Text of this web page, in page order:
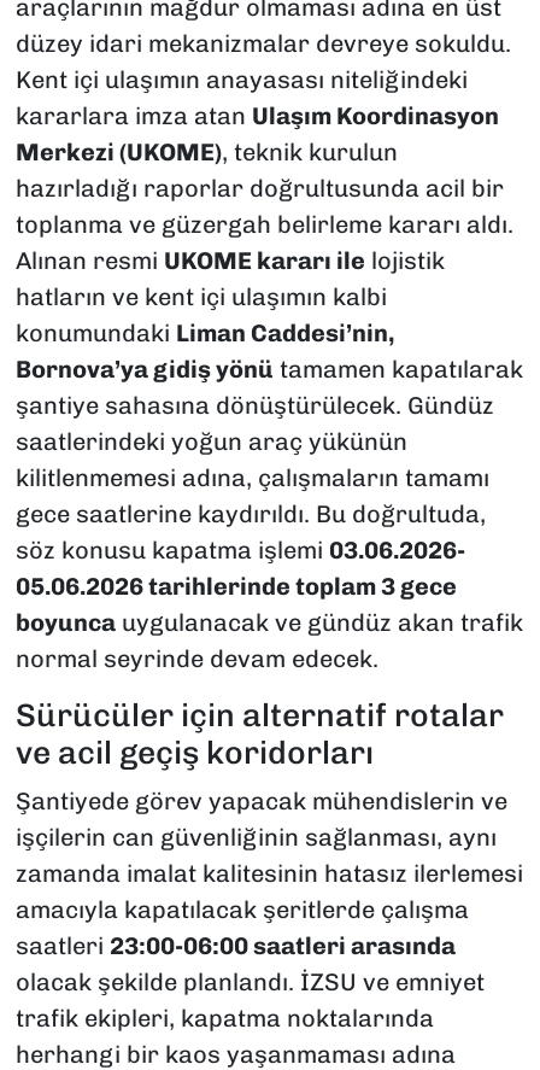
araçlarının mağdur olmaması adına en üst
düzey idari mekanizmalar devreye sokuldu.
Kent içi ulaşımın anayasası niteliğindeki
kararlara imza atan Ulaşım Koordinasyon
Merkezi (UKOME), teknik kurulun
hazırladığı raporlar doğrultusunda acil bir
toplanma ve güzergah belirleme kararı aldı.
Alınan resmi UKOME kararı ile lojistik
hatların ve kent içi ulaşımın kalbi
konumundaki Liman Caddesi’nin,
Bornova’ya gidiş yönü tamamen kapatılarak
şantiye sahasına dönüştürülecek. Gündüz
saatlerindeki yoğun araç yükünün
kilitlenmemesi adına, çalışmaların tamamı
gece saatlerine kaydırıldı. Bu doğrultuda,
söz konusu kapatma işlemi 03.06.2026-
05.06.2026 tarihlerinde toplam 3 gece
boyuncauygulanacak ve gündüz akan trafik
normal seyrinde devam edecek.
Sürücüler için alternatif rotalar
ve acil geçiş koridorları
Şantiyede görev yapacak mühendislerin ve
işçilerin can güvenliğinin sağlanması, aynı
zamanda imalat kalitesinin hatasız ilerlemesi
amacıyla kapatılacak şeritlerde çalışma
saatleri 23:00-06:00 saatleri arasında
olacak şekilde planlandı. İZSU ve emniyet
trafik ekipleri, kapatma noktalarında
herhangi bir kaos yaşanmaması adına